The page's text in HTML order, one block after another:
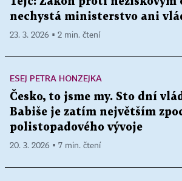
nechystá ministerstvo ani
23. 3. 2026 ▪ 2 min. čtení
ESEJ PETRA HONZEJKA
Česko, to jsme my. Sto dní
Babiše je zatím největším
polistopadového vývoje
20. 3. 2026 ▪ 7 min. čtení